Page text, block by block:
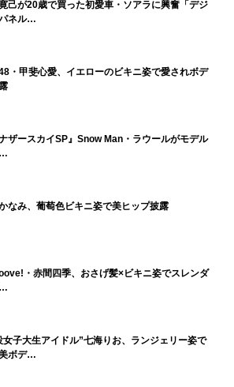
己が20歳で買った初愛車・ソアラに興奮「デジ
ネル…
・甲斐心愛、イエローのビキニ姿で愛されボデ
ナザースカイSP』Snow Man・ラウールがモデル
なみ、葡萄色ビキニ姿で美ヒップ披露
・赤間四季、おさげ髪×ビキニ姿でスレンダ
女子大生アイドル”七海りお、ランジェリー姿で
ボデ…